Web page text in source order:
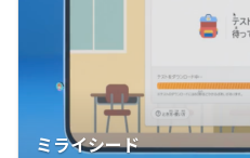
ミライシード